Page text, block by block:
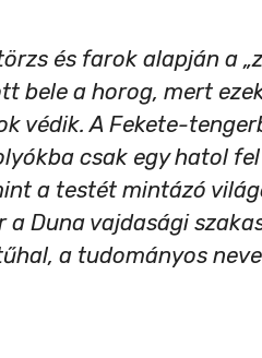
és farok alapján a
bele a horog, mert
védik. A Fekete-
csak egy hatol
a testét mintázó
Duna vajdasági
a tudományos neve